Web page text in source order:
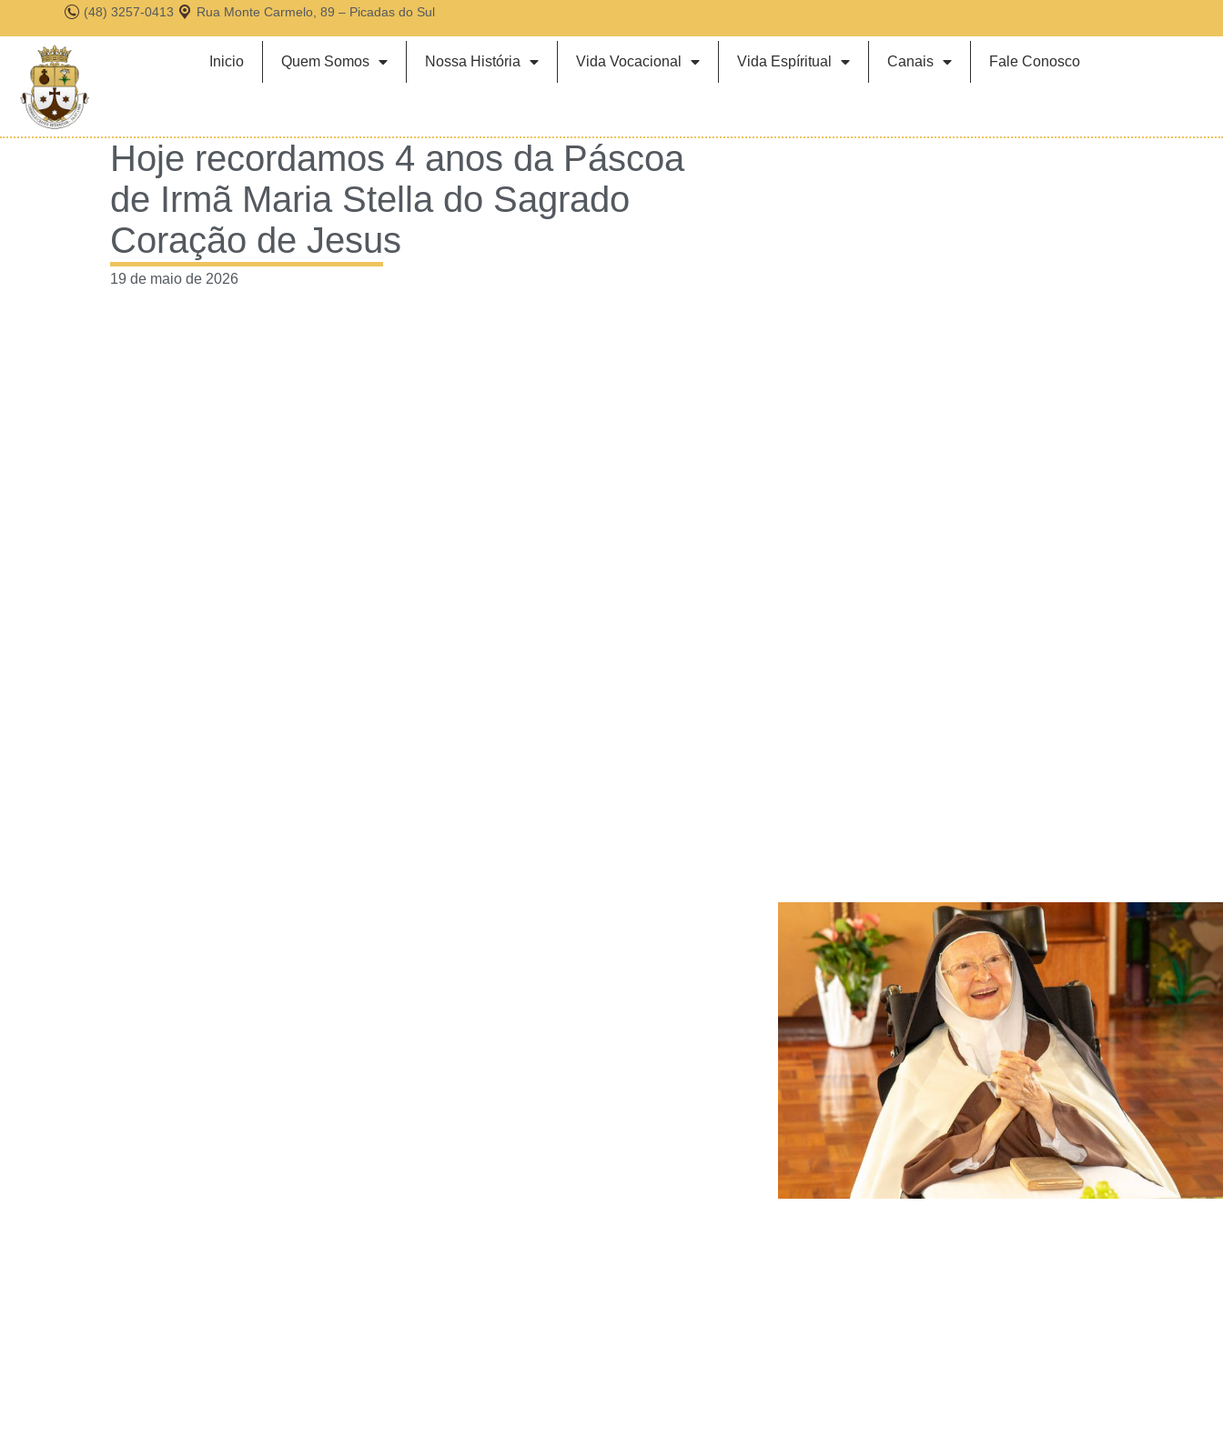
(48) 3257-0413 Rua Monte Carmelo, 89 – Picadas do Sul
Inicio Quem Somos Nossa História Vida Vocacional Vida Espíritual Canais Fale Conosco
Hoje recordamos 4 anos da Páscoa
de Irmã Maria Stella do Sagrado
Coração de Jesus
19 de maio de 2026